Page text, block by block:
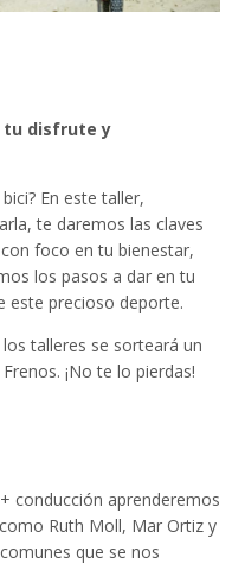
tu disfrute y
En este taller,
te daremos las claves
foco en tu bienestar,
los pasos a dar en tu
este precioso deporte.
talleres se sorteará un
¡No te lo pierdas!
conducción aprenderemos
Ruth Moll, Mar Ortiz y
que se nos